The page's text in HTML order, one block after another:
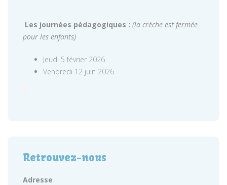
Les journées pédagogiques : (la crèche est fermée
pour les enfants)
Jeudi 5 février 2026
Vendredi 12 juin 2026
Retrouvez-nous
Adresse